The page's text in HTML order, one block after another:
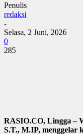
Penulis
redaksi
-
Selasa, 2 Juni, 2026
0
285
RASIO.CO, Lingga –
S.T., M.IP, menggelar